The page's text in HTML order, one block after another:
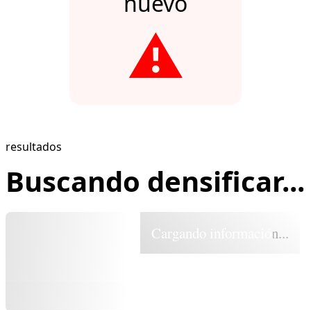
⚠️
resultados
Buscando densificar...
Cargando información...